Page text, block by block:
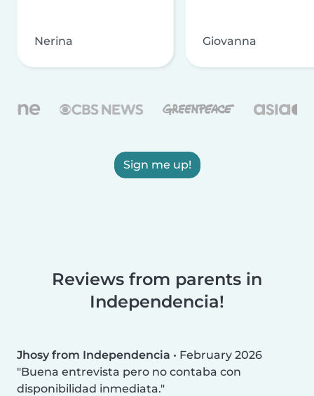
Nerina Giovanna
Sign me up!
Reviews from parents in
Independencia!
Jhosy from Independencia • February 2026
Buena entrevista pero no contaba con
disponibilidad inmediata.